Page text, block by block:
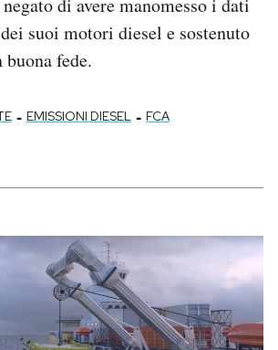
di avere manomesso i dati
suoi motori diesel e sostenuto
fede.
- EMISSIONI DIESEL - FCA